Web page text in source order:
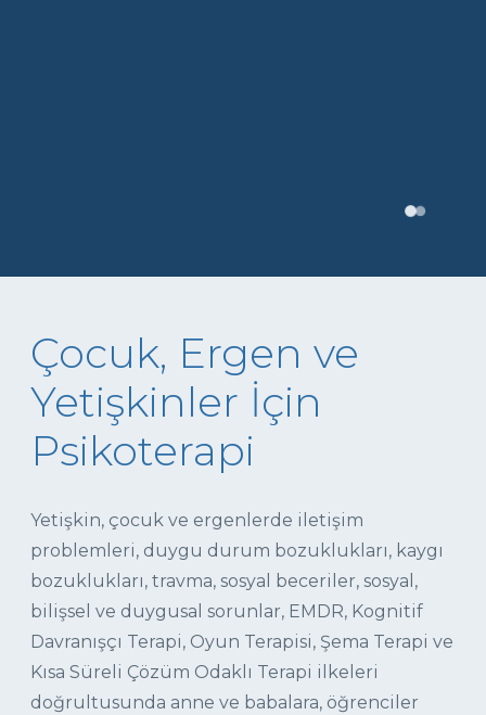
Çocuk, Ergen ve
Yetişkinler İçin
Psikoterapi
Yetişkin, çocuk ve ergenlerde iletişim
problemleri, duygu durum bozuklukları, kaygı
bozuklukları, travma, sosyal beceriler, sosyal,
bilişsel ve duygusal sorunlar, EMDR, Kognitif
Davranışçı Terapi, Oyun Terapisi, Şema Terapi ve
Kısa Süreli Çözüm Odaklı Terapi ilkeleri
doğrultusunda anne ve babalara, öğrenciler